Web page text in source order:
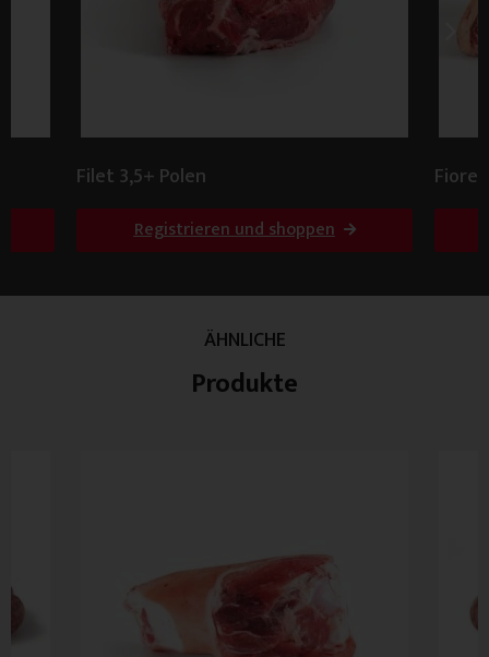
Filet 3,5+ Polen
Registrieren und shoppen
ÄHNLICHE
Produkte